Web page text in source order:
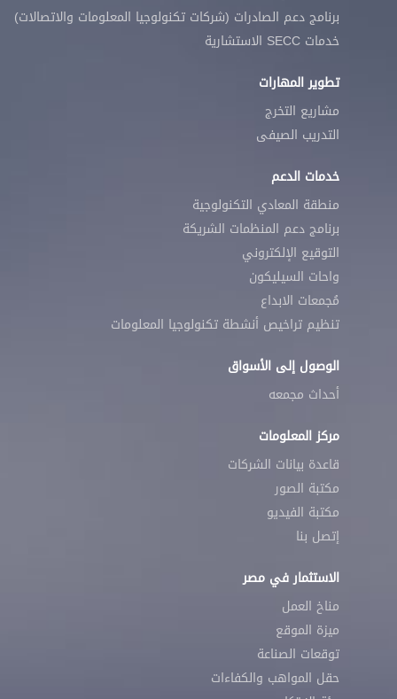
برنامج دعم الصادرات (شركات تكنولوجيا المعلومات والاتصالات)
خدمات SECC الاستشارية
تطوير المهارات
مشاريع التخرج
التدريب الصيفى
خدمات الدعم
منطقة المعادي التكنولوجية
برنامج دعم المنظمات الشريكة
التوقيع الإلكتروني
واحات السيليكون
مُجمعات الابداع
تنظيم تراخيص أنشطة تكنولوجيا المعلومات
الوصول إلى الأسواق
أحداث مجمعه
مركز المعلومات
قاعدة بيانات الشركات
مكتبة الصور
مكتبة الفيديو
إتصل بنا
الاستثمار في مصر
مناخ العمل
ميزة الموقع
توقعات الصناعة
حقل المواهب والكفاءات